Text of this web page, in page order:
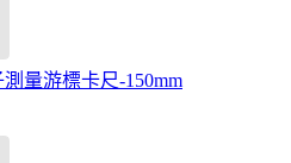
量游標卡尺-150mm